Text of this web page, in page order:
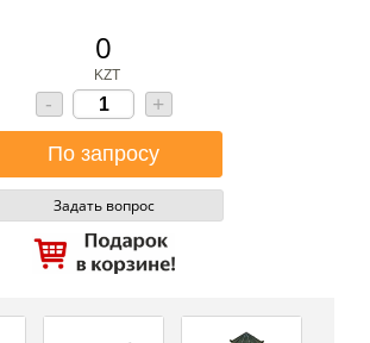
0
KZT
- +
Задать вопрос